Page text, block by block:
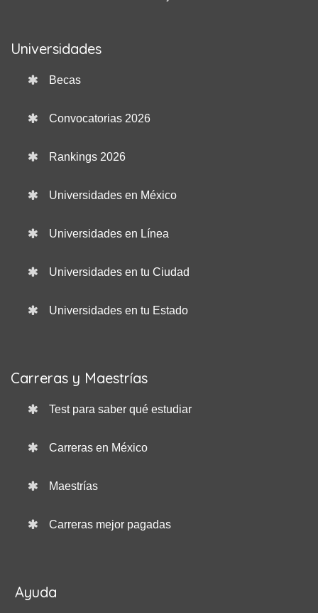
Universidades
Becas
Convocatorias 2026
Rankings 2026
Universidades en México
Universidades en Línea
Universidades en tu Ciudad
Universidades en tu Estado
Carreras y Maestrías
Test para saber qué estudiar
Carreras en México
Maestrías
Carreras mejor pagadas
Ayuda